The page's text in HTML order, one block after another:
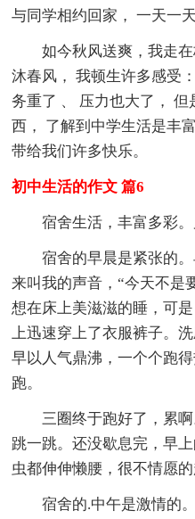
与同学相约回家， 一天一
如今秋风送爽，我走在
沐春风， 我顿生许多感受
务重了 、 压力也大了，
西， 了解到中学生活是丰
带给我们许多快乐。
初中生活的作文 篇6
宿舍生活，丰富多彩。
宿舍的早晨是紧张的。
来叫我的声音，“今天不是
想在床上美滋滋的睡，可
上迅速穿上了衣服裤子。
早以人气鼎沸，一个个跑
跑。
三圈终于跑好了，累啊
跳一跳。还没歇息完，早
虫都伸伸懒腰，很不情愿的
宿舍的.中午是激情的。